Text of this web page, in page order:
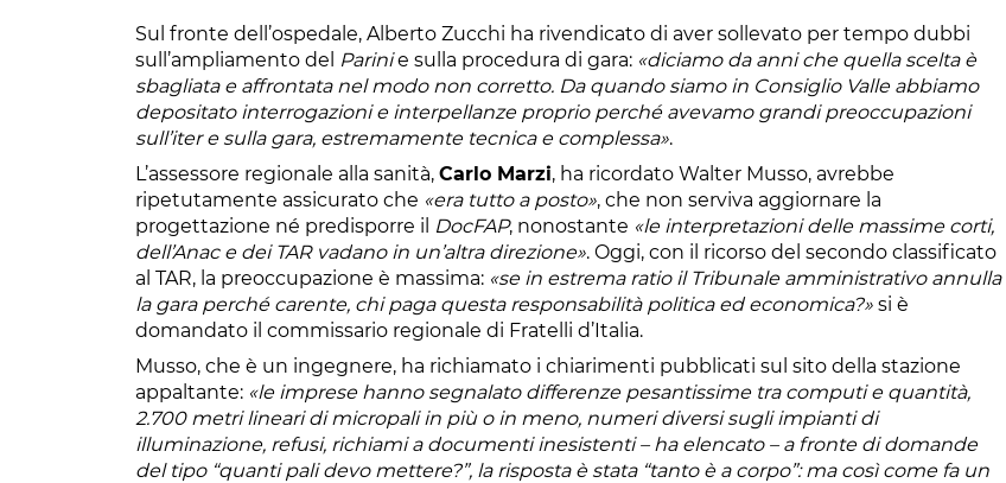
Sul fronte dell’ospedale, Alberto Zucchi ha rivendicato di aver sollevato per tempo dubbi
sull’ampliamento del Parinie sulla procedura di gara: «diciamo da anni che quella scelta è
sbagliata e affrontata nel modo non corretto. Da quando siamo in Consiglio Valle abbiamo
depositato interrogazioni e interpellanze proprio perché avevamo grandi preoccupazioni
sull’iter e sulla gara, estremamente tecnica e complessa».
L’assessore regionale alla sanità, Carlo Marzi, ha ricordato Walter Musso, avrebbe
ripetutamente assicurato che «era tutto a posto», che non serviva aggiornare la
progettazione né predisporre il DocFAP, nonostante «le interpretazioni delle massime corti,
dell’Anac e dei TAR vadano in un’altra direzione». Oggi, con il ricorso del secondo classificato
al TAR, la preoccupazione è massima: «se in estrema ratio il Tribunale amministrativo annulla
la gara perché carente, chi paga questa responsabilità politica ed economica?» si è
domandato il commissario regionale di Fratelli d’Italia.
Musso, che è un ingegnere, ha richiamato i chiarimenti pubblicati sul sito della stazione
appaltante: «le imprese hanno segnalato differenze pesantissime tra computi e quantità,
2.700 metri lineari di micropali in più o in meno, numeri diversi sugli impianti di
illuminazione, refusi, richiami a documenti inesistenti – ha elencato – a fronte di domande
del tipo “quanti pali devo mettere?”, la risposta è stata “tanto è a corpo”: ma così come fa un